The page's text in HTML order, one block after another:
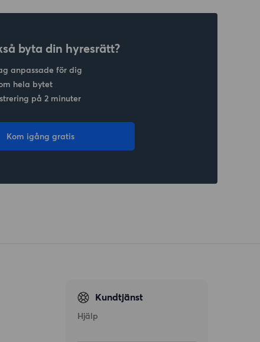
byta din hyresrätt?
anpassade för dig
hela bytet
på 2 minuter
Kom igång gratis
Kundtjänst
Hjälp